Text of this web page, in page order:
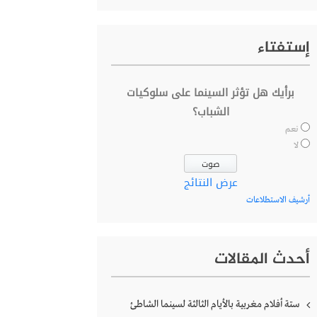
إستفتاء
برأيك هل تؤثر السينما على سلوكيات
الشباب؟
نعم
لا
عرض النتائج
أرشيف الاستطلاعات
أحدث المقالات
ستة أفلام مغربية بالأيام الثالثة لسينما الشاطئ